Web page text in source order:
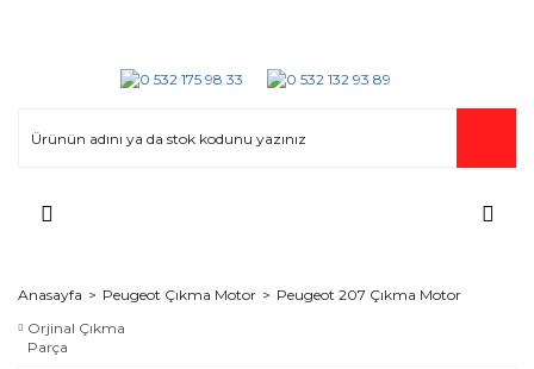
Anasayfa Peugeot Çıkma Motor
Peugeot 207 Çıkma Motor
Orjinal Çıkma
Parça